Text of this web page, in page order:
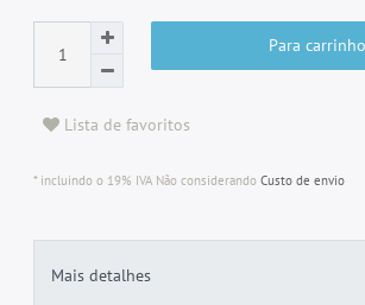
Para carrinho
Lista de favoritos
* incluindo o 19% IVA Não considerando Custo de envio
Mais detalhes